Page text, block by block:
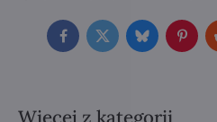
FacebookTwitterBluesky
Więcej z kategorii